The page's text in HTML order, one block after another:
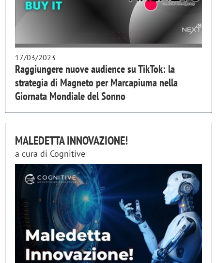
17/03/2023
Raggiungere nuove audience su TikTok: la
strategia di Magneto per Marcapiuma nella
Giornata Mondiale del Sonno
MALEDETTA INNOVAZIONE!
a cura di Cognitive